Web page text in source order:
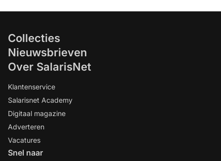
Collecties
Nieuwsbrieven
Over SalarisNet
Klantenservice
Salarisnet Academy
Digitaal magazine
Adverteren
Vacatures
Snel naar